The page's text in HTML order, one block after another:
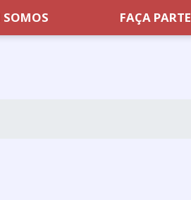
SOMOS FAÇA PARTE